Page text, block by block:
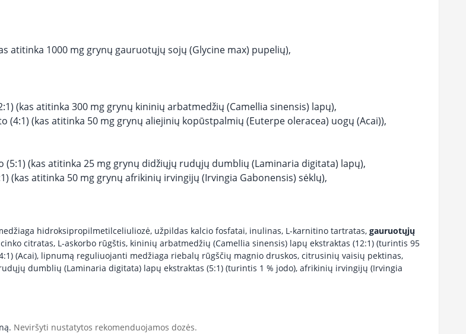
atitinka 1000 mg grynų gauruotųjų sojų (Glycine max) pupelių),
(kas atitinka 300 mg grynų kininių arbatmedžių (Camellia sinensis) lapų),
(kas atitinka 50 mg grynų aliejinių kopūstpalmių (Euterpe oleracea) uogų (Acai)),
(kas atitinka 25 mg grynų didžiųjų rudųjų dumblių (Laminaria digitata) lapų),
(kas atitinka 50 mg grynų afrikinių irvingijų (Irvingia Gabonensis) sėklų),
hidroksipropilmetilceliuliozė, užpildas kalcio fosfatai, inulinas, L-karnitino tartratas, gauruotųjų
citratas, L-askorbo rūgštis, kininių arbatmedžių (Camellia sinensis) lapų ekstraktas (12:1) (turintis 95
(Acai), lipnumą reguliuojanti medžiaga riebalų rūgščių magnio druskos, citrusinių vaisių pektinas,
dumblių (Laminaria digitata) lapų ekstraktas (5:1) (turintis 1 % jodo), afrikinių irvingijų (Irvingia
Neviršyti nustatytos rekomenduojamos dozės.